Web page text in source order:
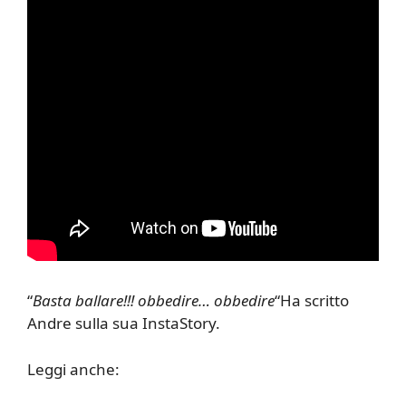
“Basta ballare!!! obbedire… obbedire“Ha scritto
Andre sulla sua InstaStory.
Leggi anche: